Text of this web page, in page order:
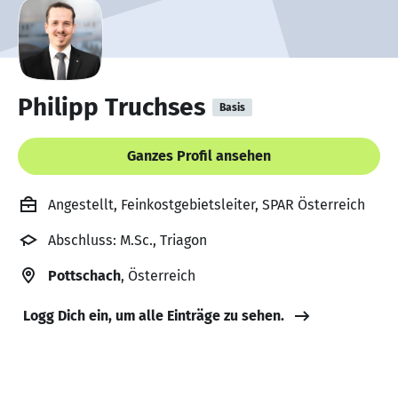
Philipp Truchses Basis
Ganzes Profil ansehen
Angestellt, Feinkostgebietsleiter, SPAR Österreich
Abschluss: M.Sc., Triagon
Pottschach, Österreich
Logg Dich ein, um alle Einträge zu sehen.